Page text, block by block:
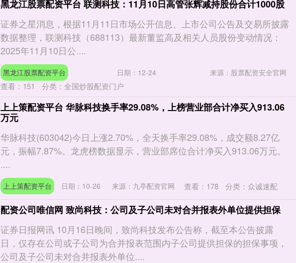
黑龙江股票配资平台 联测科技：11月10日高管张辉减持股份合计1000股
证券之星消息，根据11月11日市场公开信息、上市公司公告及交易所披露
数据整理，联测科技（688113）最新董监高及相关人员股份变动情况：
2025年11月10日公....
黑龙江股票配资平台 日期：12-24 来源：股票配资安全官网
查看： 151 分类： 全国炒股配资门户
上上策配资平台 华脉科技换手率29.08%，上榜营业部合计净买入913.06
万元
华脉科技(603042)今日上涨2.70%，全天换手率29.08%，成交额8.27亿
元，振幅7.87%。龙虎榜数据显示，营业部席位合计净买入913.06万元。
....
上上策配资平台 日期：10-26 来源：九亭配资官网 查看： 178 分类： 众诚速配
配资公司唯信网 致尚科技：公司及子公司未对合并报表外单位提供担保
证券日报网讯 10月16日晚间，致尚科技发布公告称，截至本公告披露
日，仅存在公司或子公司为合并报表范围内子公司提供担保的担保事项，
公司及子公司未对合并报表外单位....